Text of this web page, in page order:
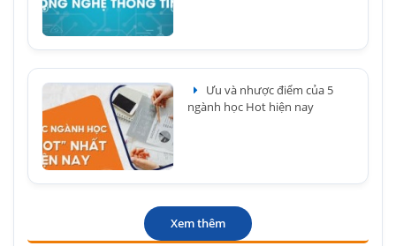
Ưu và nhược điểm của 5
ngành học Hot hiện nay
Xem thêm